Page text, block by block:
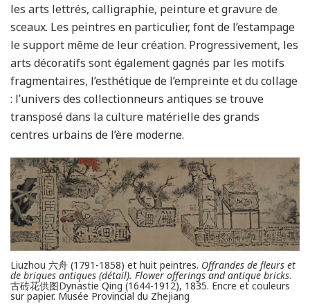
les arts lettrés, calligraphie, peinture et gravure de
sceaux. Les peintres en particulier, font de l’estampage
le support même de leur création. Progressivement, les
arts décoratifs sont également gagnés par les motifs
fragmentaires, l’esthétique de l’empreinte et du collage
: l’univers des collectionneurs antiques se trouve
transposé dans la culture matérielle des grands
centres urbains de l’ère moderne.
visuel_9.jpg
Liuzhou 六舟 (1791-1858) et huit peintres. Offrandes de fleurs et
de briques antiques (détail). Flower offerings and antique bricks.
古砖花供图Dynastie Qing (1644-1912), 1835. Encre et couleurs
sur papier. Musée Provincial du Zhejiang